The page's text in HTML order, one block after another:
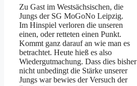
Zu Gast im Westsächsischen, die
Jungs der SG MoGoNo Leipzig.
Im Hinspiel verloren die unseren
einen, oder retteten einen Punkt.
Kommt ganz darauf an wie man es
betrachtet. Heute hieß es also
Wiedergutmachung. Dass dies bisher
nicht unbedingt die Stärke unserer
Jungs war bewies der Versuch der